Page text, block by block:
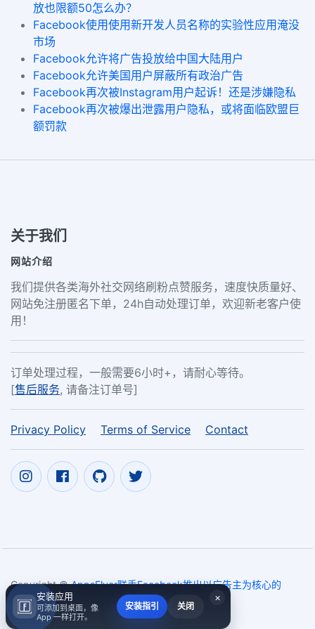
放也限额50怎么办？
Facebook使用使用新开发人员名称的实验性应用淹没
市场
Facebook允许将广告投放给中国大陆用户
Facebook允许美国用户屏蔽所有政治广告
Facebook再次被Instagram用户起诉！还是涉嫌隐私
Facebook再次被爆出泄露用户隐私，或将面临欧盟巨
额罚款
关于我们
网站介绍
我们提供各类海外社交网络刷粉点赞服务，速度快质量好、
网站免注册匿名下单，24h自动处理订单，欢迎新老客户使
用！
订单处理过程，一般需要6小时+，请耐心等待。
[售后服务, 请备注订单号]
Privacy Policy Terms of Service Contact
Copyright ©AppsFlyer联手Facebook推出以广告主为核心的
SKAdNetwork衡量方案
2017~2026 ×
安装应用
可添加到桌面，像
App 一样打开。
安装指引 关闭